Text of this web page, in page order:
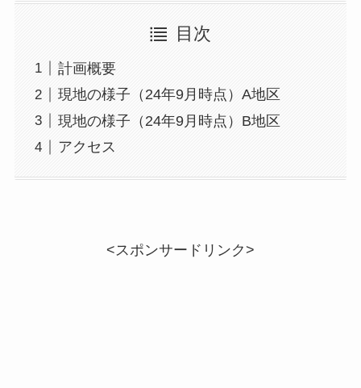
目次
計画概要
現地の様子（24年9月時点）A地区
現地の様子（24年9月時点）B地区
アクセス
<スポンサードリンク>